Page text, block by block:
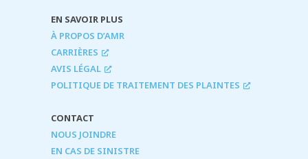
EN SAVOIR PLUS
À PROPOS D’AMR
CARRIÈRES
AVIS LÉGAL
POLITIQUE DE TRAITEMENT DES PLAINTES
CONTACT
NOUS JOINDRE
EN CAS DE SINISTRE